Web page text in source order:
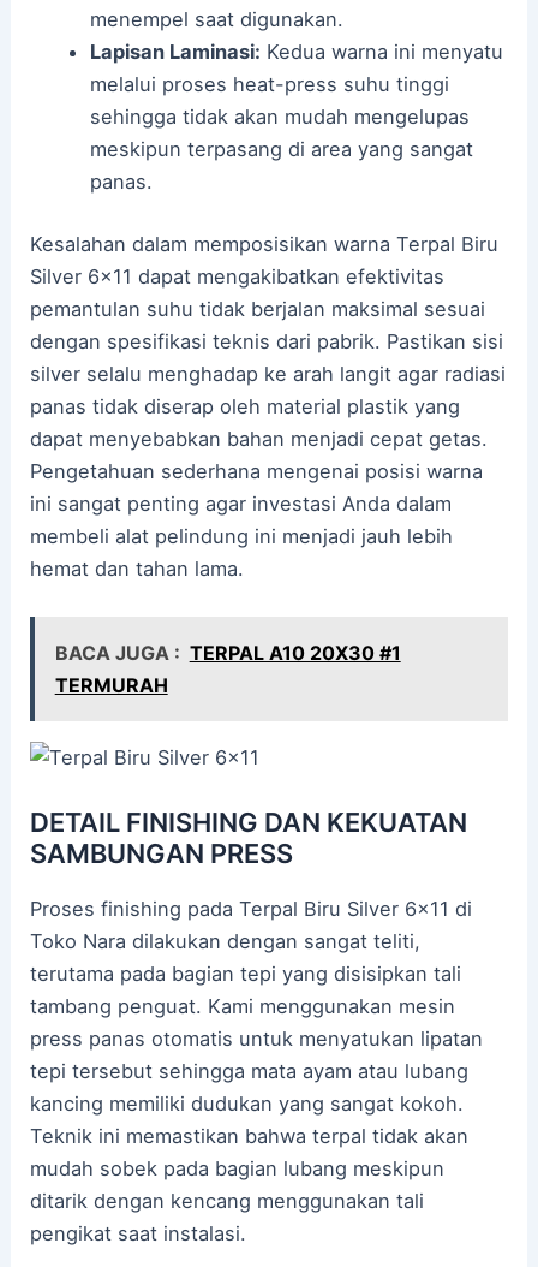
menempel saat digunakan.
Lapisan Laminasi: Kedua warna ini menyatu
melalui proses heat-press suhu tinggi
sehingga tidak akan mudah mengelupas
meskipun terpasang di area yang sangat
panas.
Kesalahan dalam memposisikan warna Terpal Biru
Silver 6×11 dapat mengakibatkan efektivitas
pemantulan suhu tidak berjalan maksimal sesuai
dengan spesifikasi teknis dari pabrik. Pastikan sisi
silver selalu menghadap ke arah langit agar radiasi
panas tidak diserap oleh material plastik yang
dapat menyebabkan bahan menjadi cepat getas.
Pengetahuan sederhana mengenai posisi warna
ini sangat penting agar investasi Anda dalam
membeli alat pelindung ini menjadi jauh lebih
hemat dan tahan lama.
BACA JUGA : TERPAL A10 20X30 #1
TERMURAH
DETAIL FINISHING DAN KEKUATAN
SAMBUNGAN PRESS
Proses finishing pada Terpal Biru Silver 6×11 di
Toko Nara dilakukan dengan sangat teliti,
terutama pada bagian tepi yang disisipkan tali
tambang penguat. Kami menggunakan mesin
press panas otomatis untuk menyatukan lipatan
tepi tersebut sehingga mata ayam atau lubang
kancing memiliki dudukan yang sangat kokoh.
Teknik ini memastikan bahwa terpal tidak akan
mudah sobek pada bagian lubang meskipun
ditarik dengan kencang menggunakan tali
pengikat saat instalasi.